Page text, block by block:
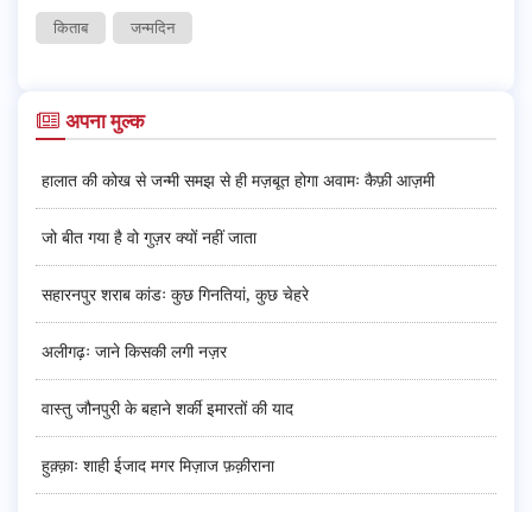
किताब जन्मदिन
अपना मुल्क
हालात की कोख से जन्मी समझ से ही मज़बूत होगा अवामः कैफ़ी आज़मी
जो बीत गया है वो गुज़र क्यों नहीं जाता
सहारनपुर शराब कांडः कुछ गिनतियां, कुछ चेहरे
अलीगढ़ः जाने किसकी लगी नज़र
वास्तु जौनपुरी के बहाने शर्की इमारतों की याद
हुक़्क़ाः शाही ईजाद मगर मिज़ाज फ़क़ीराना